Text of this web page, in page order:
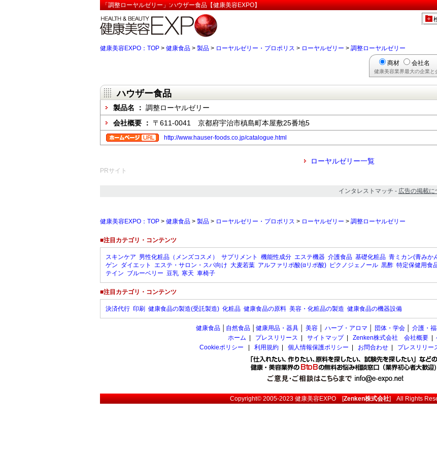
「調整ローヤルゼリー」:ハウザー食品【健康美容EXPO】
健康美容EXPO：TOP > 健康食品 > 製品 > ローヤルゼリー・プロポリス > ローヤルゼリー > 調整ローヤルゼリー
商材 会社名
健康美容業界最大の企業
ハウザー食品
製品名 ： 調整ローヤルゼリー
会社概要 ： 〒611-0041 京都府宇治市槙島町本屋敷25番地5
http://www.hauser-foods.co.jp/catalogue.html
ローヤルゼリー一覧
PRサイト
インタレストマッチ - 広告の掲載に
健康美容EXPO：TOP > 健康食品 > 製品 > ローヤルゼリー・プロポリス > ローヤルゼリー > 調整ローヤルゼリー
■注目カテゴリ・コンテンツ
スキンケア 男性化粧品（メンズコスメ） サプリメント 機能性成分 エステ機器 介護食品 基礎化粧品 青ミカン(青みか
ゲン ダイエット エステ・サロン・スパ向け 大麦若葉 アルファリポ酸(αリポ酸) ピクノジェノール 黒酢 特定保健用食
テイン ブルーベリー 豆乳 寒天 車椅子
■注目カテゴリ・コンテンツ
決済代行 印刷 健康食品の製造(受託製造) 化粧品 健康食品の原料 美容・化粧品の製造 健康食品の機器設備
健康食品 自然食品 健康用品・器具 美容 ハーブ・アロマ 団体・学会 介護・
ホーム
プレスリリース サイトマップ| Zenken株式会社 会社概要
Cookieポリシー
利用規約 個人情報保護ポリシー お問合わせ プレスリリー
Copyright© 2005-2023健康美容EXPO[Zenken株式会社] All Rights